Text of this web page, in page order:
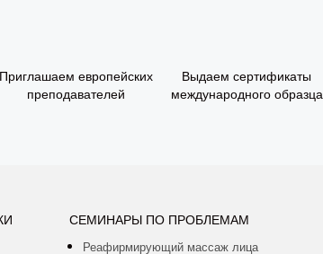
Приглашаем европейских
преподавателей
Выдаем сертификаты
международного образца
СЕМИНАРЫ ПО ПРОБЛЕМАМ
Реафирмирующий массаж лица